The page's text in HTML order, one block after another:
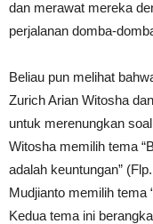
dan merawat mereka
perjalanan domba-
Beliau pun melihat
Zurich Arian Witosha
untuk merenungkan
Witosha memilih tema
adalah keuntungan”
Mudjianto memilih tema
Kedua tema ini